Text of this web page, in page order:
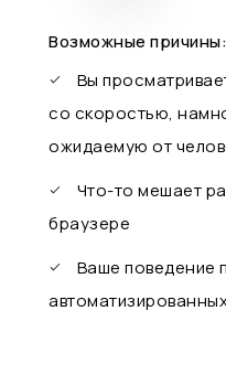
Возможные причины:
Вы
со скоростью,
ожидаемую от
Что-то мешает
браузере
Ваше поведение